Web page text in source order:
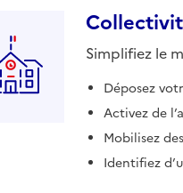
Simplifiez le
Déposez
Activez de
Mobilisez
Identifiez